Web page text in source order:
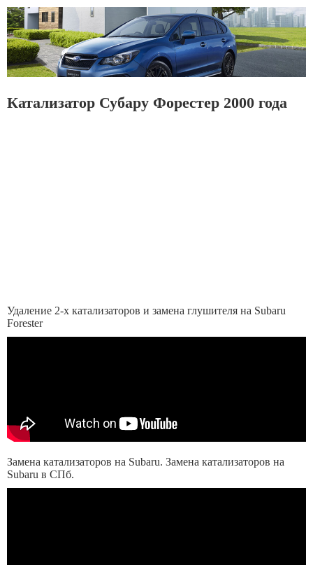
Катализатор Субару Форестер 2000 года
Удаление 2-х катализаторов и замена глушителя на Subaru
Forester
Замена катализаторов на Subaru. Замена катализаторов на
Subaru в СПб.